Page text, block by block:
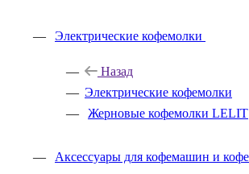
Электрические кофемолки
Назад
Электрические кофемолки
Жерновые кофемолки LELIT
Аксессуары для кофемашин и